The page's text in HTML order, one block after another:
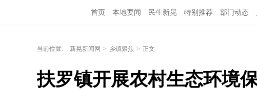
首页 本地要闻 民生新晃 特别推荐 部门动态
当前位置: 新晃新闻网 > 乡镇聚焦 > 正文
扶罗镇开展农村生态环境